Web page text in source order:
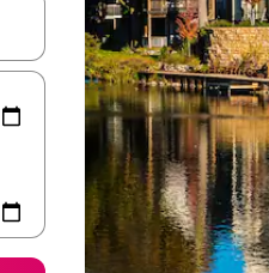
naudodami rodykles